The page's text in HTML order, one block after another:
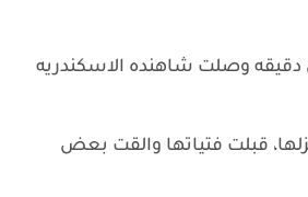
وصلت شاهنده الاسكندريه
قبلت فتياتها والقت بعض